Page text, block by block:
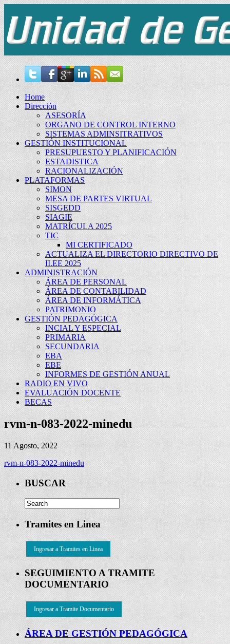
Home
Dirección
ASESORÍA
ORGANO DE CONTROL INTERNO
SISTEMAS ADMINSITRATIVOS
GESTIÓN INSTITUCIONAL
PRESUPUESTO Y PLANIFICACIÓN
ESTADISTICA
RACIONALIZACIÓN
PLATAFORMAS
SIMON
MESA DE PARTES VIRTUAL
SISGEDD
SIAGIE
MATRÍCULA 2025
TIC
MI CERTIFICADO
ACTUALIZA EL DIRECTORIO DIRECTIVO DE
II.EE 2025
ADMINISTRACIÓN
ÁREA DE PERSONAL
ÁREA DE CONTABILIDAD
ÁREA DE INFORMÁTICA
PATRIMONIO
GESTIÓN PEDAGÓGICA
INCIAL Y ESPECIAL
PRIMARIA
SECUNDARIA
EBA
EBE
INFORMES DE GESTIÓN ANUAL
RADIO EN VIVO
EVALUACIÓN DOCENTE
BECAS
rvm-n-083-2022-minedu
11 Agosto, 2022
rvm-n-083-2022-minedu
BUSCAR
Tramites en Linea
Ingresar a Tramites en Linea
SEGUIMIENTO A TRAMITE
DOCUMENTARIO
Ingresar a Tramite Documentario
ÁREA DE GESTIÓN PEDAGÓGICA